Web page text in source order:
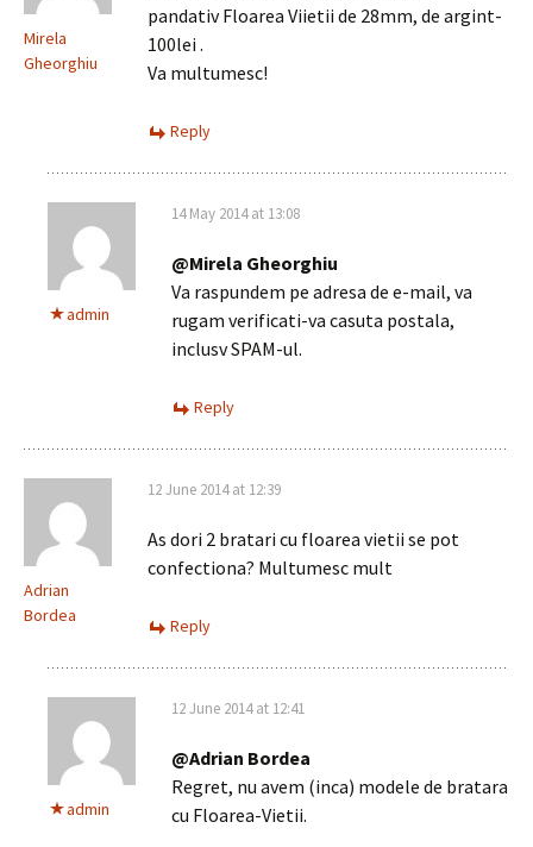
Mirela
Gheorghiu
pandativ Floarea Viietii de 28mm, de argint-
100lei .
Va multumesc!
Reply
admin
14 May 2014 at 13:08
@Mirela Gheorghiu
Va raspundem pe adresa de e-mail, va
rugam verificati-va casuta postala,
inclusv SPAM-ul.
Reply
Adrian
Bordea
12 June 2014 at 12:39
As dori 2 bratari cu floarea vietii se pot
confectiona? Multumesc mult
Reply
admin
12 June 2014 at 12:41
@Adrian Bordea
Regret, nu avem (inca) modele de bratara
cu Floarea-Vietii.